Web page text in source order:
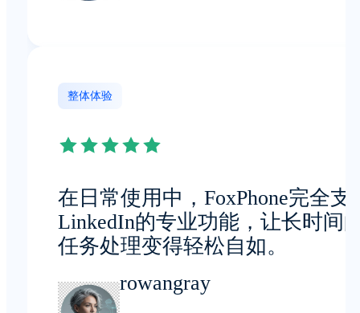
整体体验
在日常使用中，FoxPhone完全支
LinkedIn的专业功能，让长时间
任务处理变得轻松自如。
rowangray